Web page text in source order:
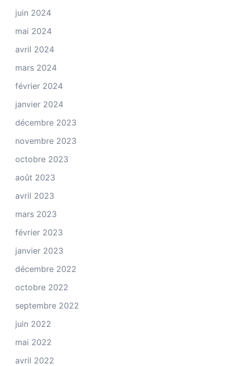
juin 2024
mai 2024
avril 2024
mars 2024
février 2024
janvier 2024
décembre 2023
novembre 2023
octobre 2023
août 2023
avril 2023
mars 2023
février 2023
janvier 2023
décembre 2022
octobre 2022
septembre 2022
juin 2022
mai 2022
avril 2022